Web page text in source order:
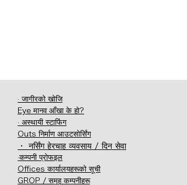
· जागीरको खोजि
Eye मानव आँखा के हो?
· अस्थायी स्टाफिंग
Outs निर्माण आउटसोर्सिंग
・ नर्सिंग हेरचाह व्यवसाय / दिन सेवा
·कम्पनी प्रोफइल
Offices कार्यालयहरूको सूची
GROP / समूह कम्पनीहरू